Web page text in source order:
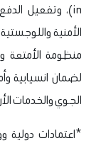
in)، وتفعيل الدفع الإلكتروني لتقليل زمن الإجراءات.
الأمنية
منظومة الأمتعة
لضمان انسيابية
الجوي والخدمات
*اعتمادات دولية